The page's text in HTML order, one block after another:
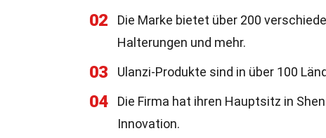
02 Die Marke bietet über 200
Halterungen und mehr.
03 Ulanzi-Produkte sind in über 100
04
Die Firma hat ihren Hauptsitz in
Innovation.